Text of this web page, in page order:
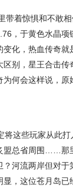
带着惊惧和不敢
，于黄色水晶
化，热血传奇
别，星王合击
何会这样说，
这些玩家从此
盟总省周围……那
河流两岸但对
，这位苍月岛